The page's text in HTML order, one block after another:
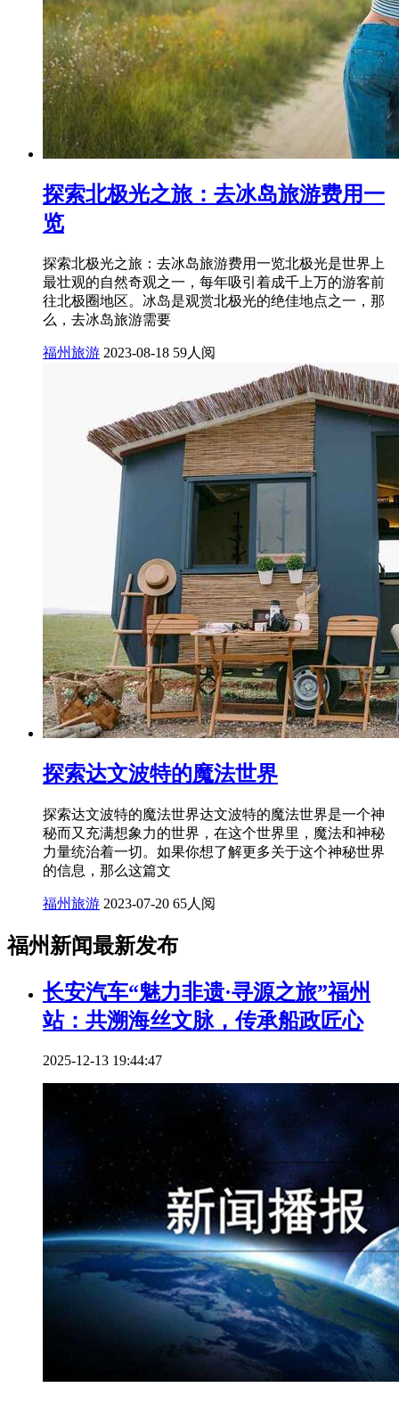
探索北极光之旅：去冰岛旅游费用一
览
探索北极光之旅：去冰岛旅游费用一览北极光是世界上
最壮观的自然奇观之一，每年吸引着成千上万的游客前
往北极圈地区。冰岛是观赏北极光的绝佳地点之一，那
么，去冰岛旅游需要
福州旅游 2023-08-18 59人阅
探索达文波特的魔法世界
探索达文波特的魔法世界达文波特的魔法世界是一个神
秘而又充满想象力的世界，在这个世界里，魔法和神秘
力量统治着一切。如果你想了解更多关于这个神秘世界
的信息，那么这篇文
福州旅游 2023-07-20 65人阅
福州新闻最新发布
长安汽车“魅力非遗·寻源之旅”福州
站：共溯海丝文脉，传承船政匠心
2025-12-13 19:44:47